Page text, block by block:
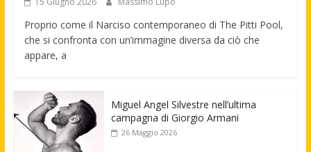
Proprio come il Narciso contemporaneo di The Pitti Pool,
che si confronta con un’immagine diversa da ciò che
appare, a
Miguel Angel Silvestre nell’ultima
campagna di Giorgio Armani
26 Maggio 2026